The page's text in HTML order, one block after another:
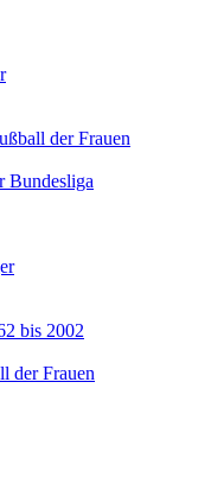
der Frauen
Bundesliga
bis 2002
der Frauen